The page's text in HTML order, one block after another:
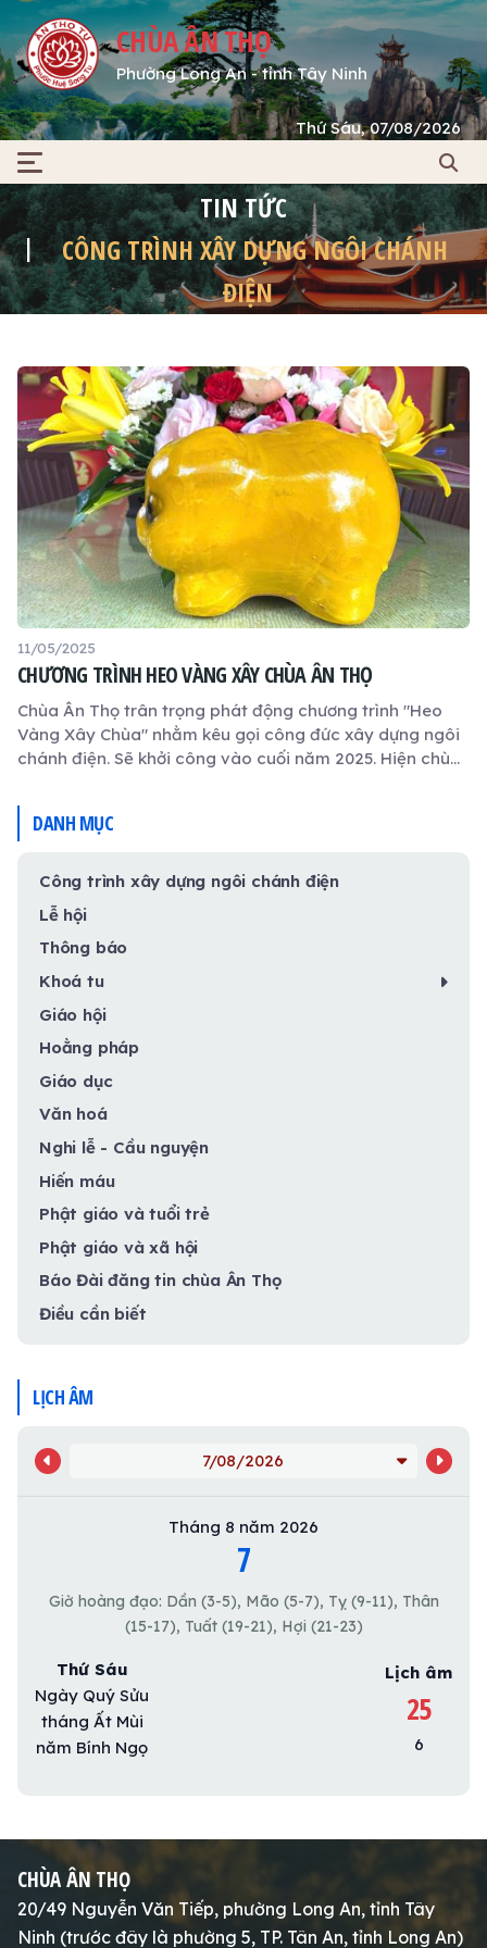
CHÙA ÂN THỌ
Phường Long An - tỉnh Tây Ninh
Thứ Sáu, 07/08/2026
TIN TỨC
CÔNG TRÌNH XÂY DỰNG NGÔI CHÁNH
ĐIỆN
11/05/2025
CHƯƠNG TRÌNH HEO VÀNG XÂY CHÙA ÂN THỌ
Chùa Ân Thọ trân trọng phát động chương trình "Heo
Vàng Xây Chùa" nhằm kêu gọi công đức xây dựng ngôi
chánh điện. Sẽ khởi công vào cuối năm 2025. Hiện chùa
DANH MỤC
Công trình xây dựng ngôi chánh điện
Lễ hội
Thông báo
Khoá tu
Giáo hội
Hoằng pháp
Giáo dục
Văn hoá
Nghi lễ - Cầu nguyện
Hiến máu
Phật giáo và tuổi trẻ
Phật giáo và xã hội
Báo Đài đăng tin chùa Ân Thọ
Điều cần biết
LỊCH ÂM
7/08/2026
Tháng 8 năm 2026
7
Giờ hoàng đạo: Dần (3-5), Mão (5-7), Tỵ (9-11), Thân
(15-17), Tuất (19-21), Hợi (21-23)
Thứ Sáu
Ngày Quý Sửu
tháng Ất Mùi
năm Bính Ngọ
Lịch âm
25
6
CHÙA ÂN THỌ
20/49 Nguyễn Văn Tiếp, phường Long An, tỉnh Tây
Ninh (trước đây là phường 5, TP. Tân An, tỉnh Long An)